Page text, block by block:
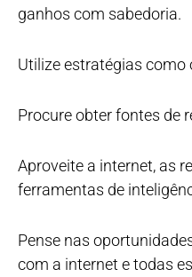
ganhos com sabedoria.
Utilize estratégias como
Procure obter fontes de
Aproveite a internet, as
ferramentas de
Pense nas
com a internet e todas